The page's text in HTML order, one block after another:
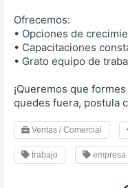
Ofrecemos:
• Opciones de
• Capacitaciones
• Grato equipo de
¡Queremos que
quedes fuera, postula
Ventas / Comercial
trabajo empresa